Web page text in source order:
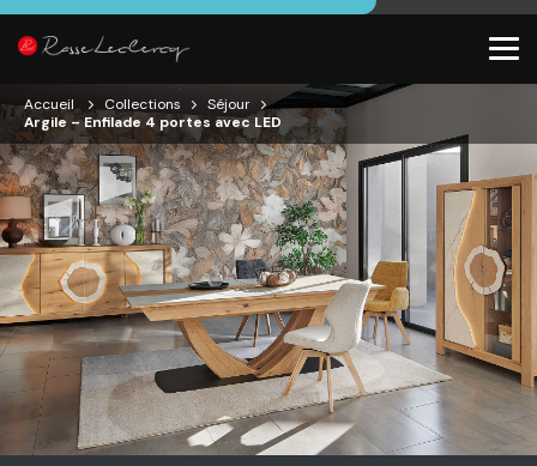
Accueil Collections
Séjour
Argile – Enfilade 4 portes avec LED